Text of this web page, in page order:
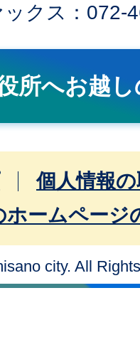
ックス：072-
所へお越
個人情報
ホームページ
city. All